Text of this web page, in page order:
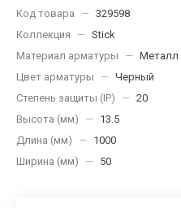
Код товара
— 329598
Коллекция
— Stick
Материал арматуры
— Металл
Цвет арматуры
— Черный
Степень защиты (IP)
— 20
Высота (мм)
— 13.5
Длина (мм)
— 1000
Ширина (мм)
— 50